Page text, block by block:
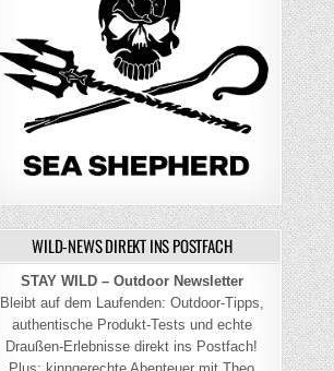
WILD-NEWS DIREKT INS POSTFACH
STAY WILD – Outdoor Newsletter
Bleibt auf dem Laufenden: Outdoor-Tipps,
authentische Produkt-Tests und echte
Draußen-Erlebnisse direkt ins Postfach!